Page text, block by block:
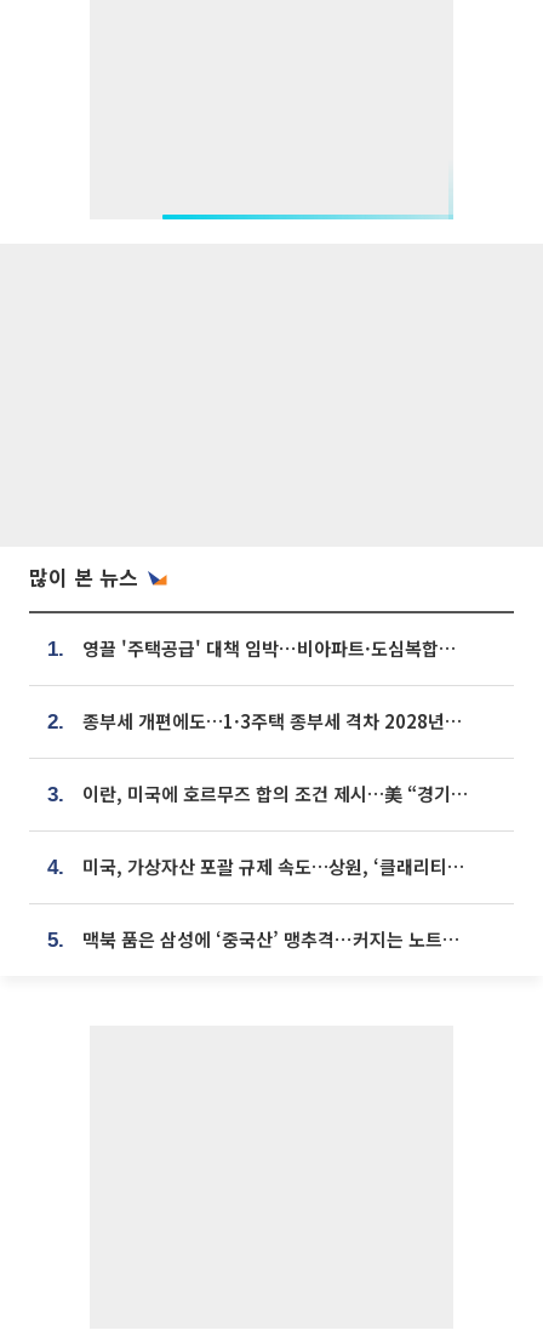
많이 본 뉴스
1. 영끌 '주택공급' 대책 임박⋯비아파트·도심복합까지 총동원
2. 종부세 개편에도…1·3주택 종부세 격차 2028년부터 확대
3. 이란, 미국에 호르무즈 합의 조건 제시…美 “경기 아직 안 끝나” [종합]
4. 미국, 가상자산 포괄 규제 속도…상원, ‘클래리티법’ 9월 절차투표 추진
5. 맥북 품은 삼성에 ‘중국산’ 맹추격⋯커지는 노트북 OLED 시장